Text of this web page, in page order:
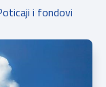
i fondovi